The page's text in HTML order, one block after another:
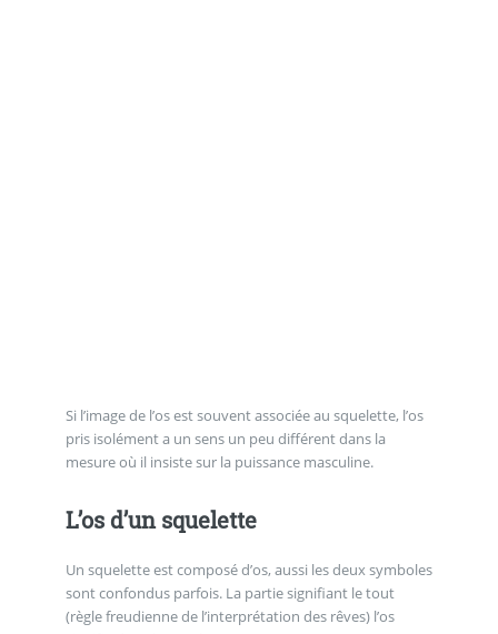
Si l’image de l’os est souvent associée au squelette, l’os
pris isolément a un sens un peu différent dans la
mesure où il insiste sur la puissance masculine.
L’os d’un squelette
Un squelette est composé d’os, aussi les deux symboles
sont confondus parfois. La partie signifiant le tout
(règle freudienne de l’interprétation des rêves) l’os